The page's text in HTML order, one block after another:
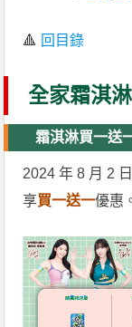
🔺 回目錄
全家霜淇
霜淇淋買一送
2024 年 8 月 2
享買一送一優惠